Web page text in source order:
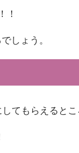
！
しょう。
てもらえるとこ